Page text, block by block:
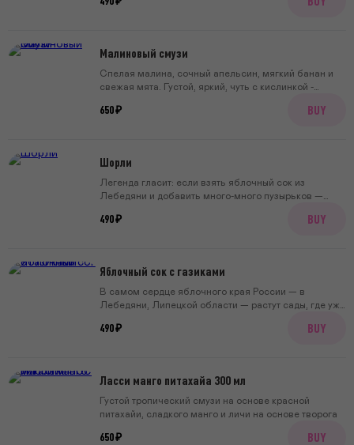
альтернатива соку или лимонаду. Сладость красного
ферментированные напитки.
Малиновый смузи
Спелая малина, сочный апельсин, мягкий банан и
свежая мята. Густой, яркий, чуть с кислинкой -
650 ₽ BUY
Шорли
Легенда гласит: если взять яблочный сок из
Лебедяни и добавить много-много пузырьков —
спелого яблока с игристой лёгкостью — то, что пьют
490 ₽ BUY
Яблочный сок с газиками
В самом сердце яблочного края России — в
Лебедяни, Липецкой области — растут сады, где уже
Хонейкрисп. Мы взяли их сок прямого отжима,
сахара. В каждой банке — сок четырёх яблок.
490 ₽ BUY
Ласси манго питахайа 300 мл
Густой тропический смузи на основе красной
питахайи, сладкого манго и личи на основе творога
650 ₽ BUY